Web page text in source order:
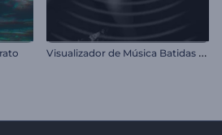
V
isualizador de Música Batidas Luminosas